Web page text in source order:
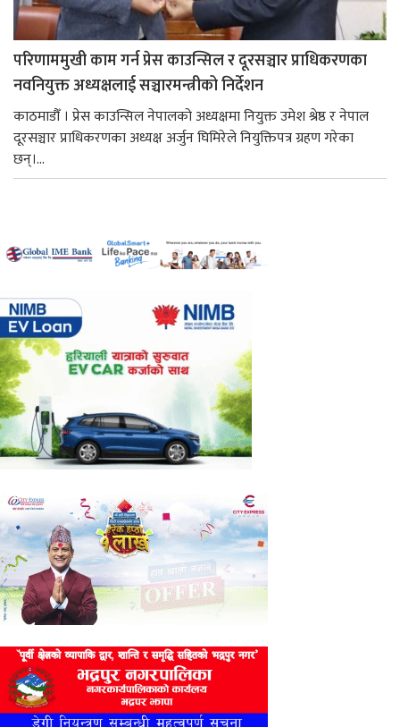
परिणाममुखी काम गर्न प्रेस काउन्सिल र दूरसञ्चार प्राधिकरणका
नवनियुक्त अध्यक्षलाई सञ्चारमन्त्रीको निर्देशन
काठमाडौँ । प्रेस काउन्सिल नेपालको अध्यक्षमा नियुक्त उमेश श्रेष्ठ र नेपाल
दूरसञ्चार प्राधिकरणका अध्यक्ष अर्जुन घिमिरेले नियुक्तिपत्र ग्रहण गरेका
छन्।...